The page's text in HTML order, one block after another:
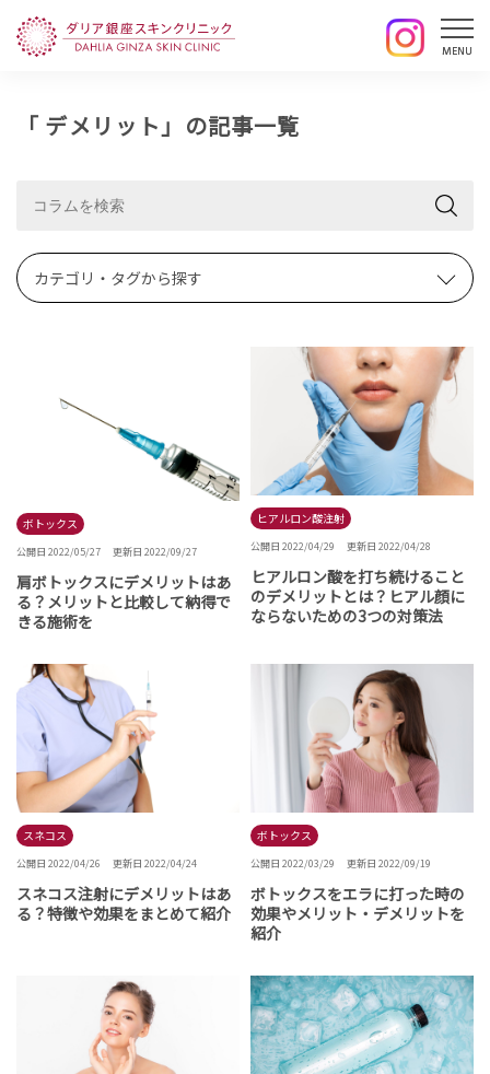
「 デメリット」の記事一覧
カテゴリ・タグから探す
ボトックス
公開日 2022/05/27 更新日 2022/09/27
肩ボトックスにデメリットはあ
る？メリットと比較して納得で
きる施術を
ヒアルロン酸注射
公開日 2022/04/29 更新日 2022/04/28
ヒアルロン酸を打ち続けること
のデメリットとは？ヒアル顔に
ならないための3つの対策法
スネコス
公開日 2022/04/26 更新日 2022/04/24
スネコス注射にデメリットはあ
る？特徴や効果をまとめて紹介
ボトックス
公開日 2022/03/29 更新日 2022/09/19
ボトックスをエラに打った時の
効果やメリット・デメリットを
紹介